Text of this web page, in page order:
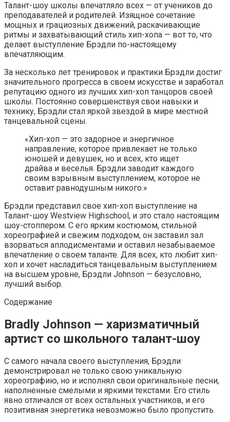
Талант-шоу школы впечатляло всех — от учеников до
преподавателей и родителей. Изящное сочетание
мощных и грациозных движений, раскачивающие
ритмы и захватывающий стиль хип-хопа — вот то, что
делает выступление Брэдли по-настоящему
впечатляющим.
За несколько лет тренировок и практики Брэдли достиг
значительного прогресса в своем искусстве и заработал
репутацию одного из лучших хип-хоп танцоров своей
школы. Постоянно совершенствуя свои навыки и
технику, Брэдли стал яркой звездой в мире местной
танцевальной сцены.
«Хип-хоп — это задорное и энергичное
направление, которое привлекает не только
юношей и девушек, но и всех, кто ищет
драйва и веселья. Брэдли заводит каждого
своим взрывным выступлением, которое не
оставит равнодушным никого.»
Брэдли представил свое хип-хоп выступление на
Талант-шоу Westview Highschool, и это стало настоящим
шоу-стоппером. С его ярким костюмом, стильной
хореографией и свежим подходом, он заставил зал
взорваться аплодисментами и оставил незабываемое
впечатление о своем таланте. Для всех, кто любит хип-
хоп и хочет насладиться танцевальным выступлением
на высшем уровне, Брэдли Johnson — безусловно,
лучший выбор.
Содержание
Bradly Johnson — харизматичный
артист со школьного талант-шоу
С самого начала своего выступления, Брэдли
демонстрировал не только свою уникальную
хореографию, но и исполнял свои оригинальные песни,
наполненные смелыми и яркими текстами. Его стиль
явно отличался от всех остальных участников, и его
позитивная энергетика невозможно было пропустить.